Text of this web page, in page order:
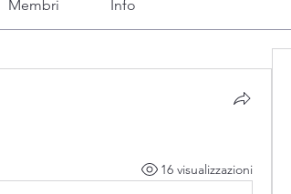
Membri Info
16 visualizzazioni